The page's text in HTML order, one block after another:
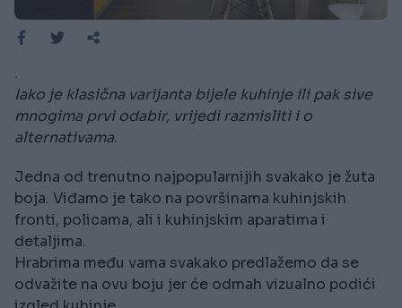
.
Iako je klasična varijanta bijele kuhinje ili pak sive
mnogima prvi odabir, vrijedi razmisliti i o
alternativama.
Jedna od trenutno najpopularnijih svakako je žuta
boja. Viđamo je tako na površinama kuhinjskih
fronti, policama, ali i kuhinjskim aparatima i
detaljima.
Hrabrima među vama svakako predlažemo da se
odvažite na ovu boju jer će odmah vizualno podići